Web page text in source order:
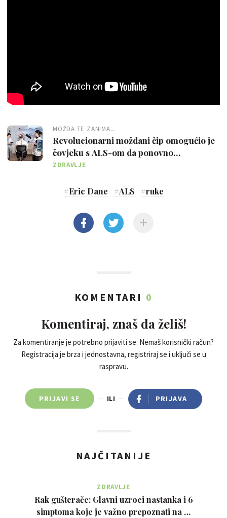
MOŽDA TE ZANIMA...
Revolucionarni moždani čip omogućio je
čovjeku s ALS-om da ponovno
"progovori"
ZDRAVLJE
#Eric Dane #ALS #ruke
KOMENTARI 0
Komentiraj, znaš da želiš!
Za komentiranje je potrebno prijaviti se. Nemaš korisnički račun?
Registracija je brza i jednostavna, registriraj se i uključi se u
raspravu.
PRIJAVI SE ILI PRIJAVA
NAJČITANIJE
ZDRAVLJE
Rak gušterače: Glavni uzroci nastanka i 6
simptoma koje je važno prepoznati na …